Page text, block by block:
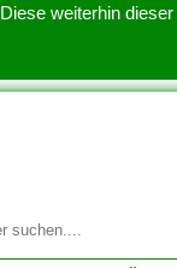
weiterhin